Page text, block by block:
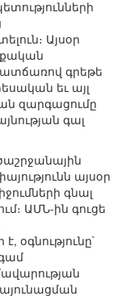
Այսօր
գրեթե
եւ այլ
զարգացումը
գալ
այսօր
գնալ
ԱՄՆ-ին գուցե
օգնությունը`